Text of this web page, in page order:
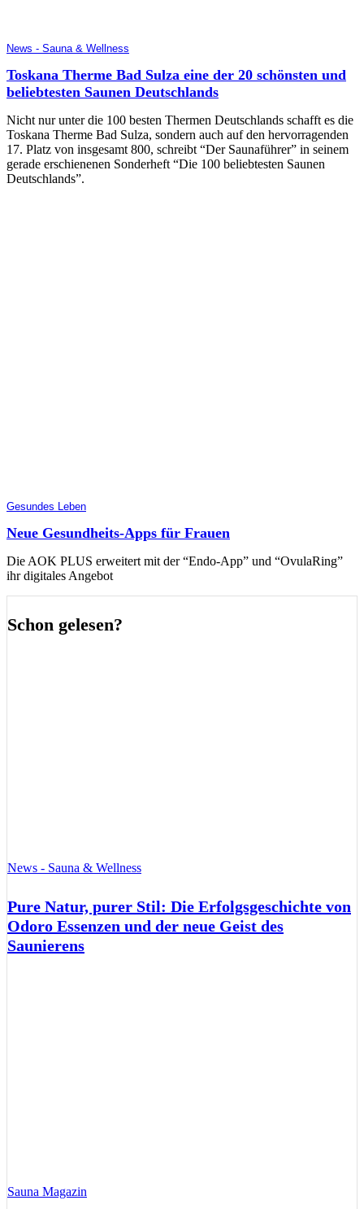
News - Sauna & Wellness
Toskana Therme Bad Sulza eine der 20 schönsten und
beliebtesten Saunen Deutschlands
Nicht nur unter die 100 besten Thermen Deutschlands schafft es die
Toskana Therme Bad Sulza, sondern auch auf den hervorragenden
17. Platz von insgesamt 800, schreibt “Der Saunaführer” in seinem
gerade erschienenen Sonderheft “Die 100 beliebtesten Saunen
Deutschlands”.
Gesundes Leben
Neue Gesundheits-Apps für Frauen
Die AOK PLUS erweitert mit der “Endo-App” und “OvulaRing”
ihr digitales Angebot
Schon gelesen?
News - Sauna & Wellness
Pure Natur, purer Stil: Die Erfolgsgeschichte von
Odoro Essenzen und der neue Geist des
Saunierens
Sauna Magazin